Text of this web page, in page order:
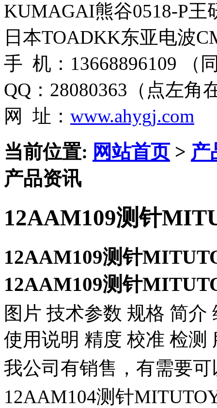
KUMAGAI熊谷0518-P王
日本TOADKK东亚电波
手 机：13668896109 （
QQ：28080363（点左角
网 址： www.ahygj.com
当前位置: 网站首页> 产
产品资讯
12AAM109测针
12AAM109测针
12AAM109测针
图片 技术参数 规格 简
使用说明 精度 校准 检测
我公司有销售，有需要
12AAM104测针